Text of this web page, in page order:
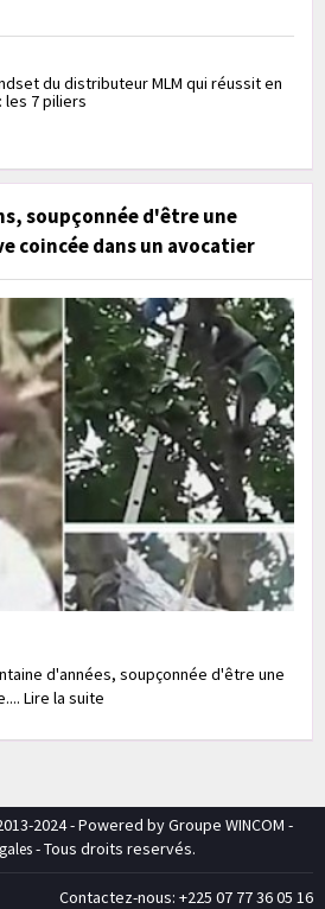
du distributeur MLM qui réussit en
les 7 piliers
soupçonnée d'être une
coincée dans un avocatier
d'années, soupçonnée d'être une
Lire la suite
2024 - Powered by Groupe WINCOM -
- Tous droits reservés.
Contactez-nous: +225 07 77 36 05 16